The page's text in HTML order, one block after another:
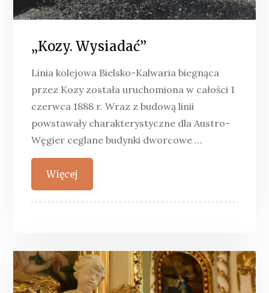
„Kozy. Wysiadać”
Linia kolejowa Bielsko-Kalwaria biegnąca
przez Kozy została uruchomiona w całości 1
czerwca 1888 r. Wraz z budową linii
powstawały charakterystyczne dla Austro-
Węgier ceglane budynki dworcowe …
Więcej